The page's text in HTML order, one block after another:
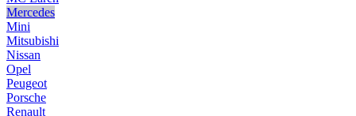
Mercedes
Mini
Mitsubishi
Nissan
Opel
Peugeot
Porsche
Renault